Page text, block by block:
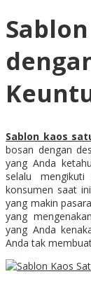
Sablon kaos
bosan dengan
yang Anda
selalu
konsumen saat
yang makin
yang
yang Anda
Anda tak